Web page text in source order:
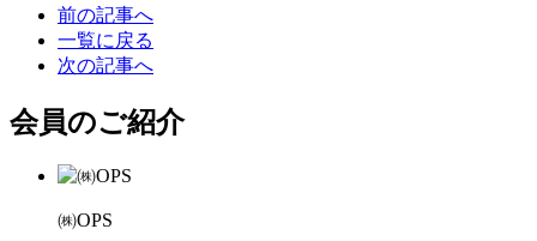
前の記事へ
一覧に戻る
次の記事へ
会員のご紹介
㈱OPS